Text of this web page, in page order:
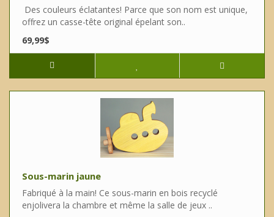
Des couleurs éclatantes! Parce que son nom est unique,
offrez un casse-tête original épelant son..
69,99$
Sous-marin jaune
Fabriqué à la main! Ce sous-marin en bois recyclé
enjolivera la chambre et même la salle de jeux ..